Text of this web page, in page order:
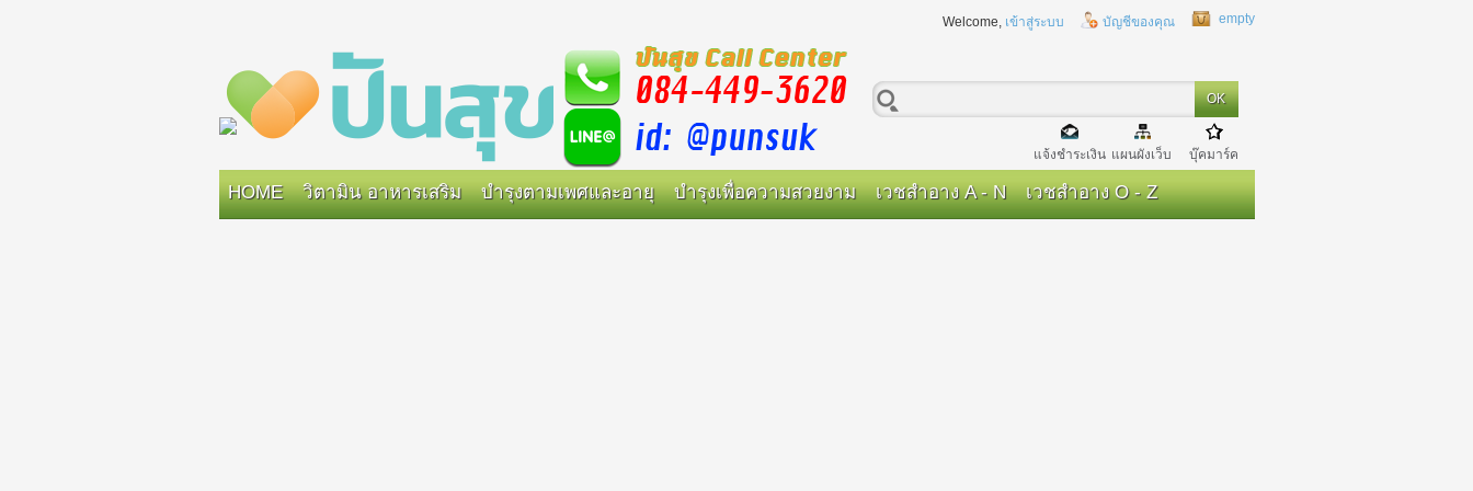
empty
บัญชีของคุณ
Welcome, เข้าสู่ระบบ
แจ้งชำระเงิน แผนผังเว็บ บุ๊คมาร์ค
HOME วิตามิน อาหารเสริม บำรุงตามเพศและอายุ บำรุงเพื่อความสวยงาม เวชสำอาง A - N เวชสำอาง O - Z